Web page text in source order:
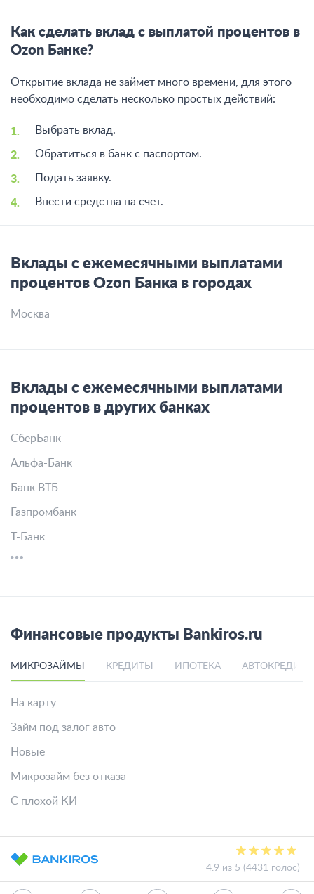
Как сделать вклад с выплатой процентов в
Ozon Банке?
Открытие вклада не займет много времени, для этого
необходимо сделать несколько простых действий:
Выбрать вклад.
Обратиться в банк с паспортом.
Подать заявку.
Внести средства на счет.
Вклады с ежемесячными выплатами
процентов Ozon Банка в городах
Москва
Вклады с ежемесячными выплатами
процентов в других банках
СберБанк
Альфа-Банк
Банк ВТБ
Газпромбанк
Т-Банк
Финансовые продукты Bankiros.ru
МИКРОЗАЙМЫ КРЕДИТЫ ИПОТЕКА
На карту
Займ под залог авто
Новые
Микрозайм без отказа
С плохой КИ
4.9 из 5 (4431 голос)